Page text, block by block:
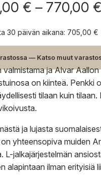
€ – 770,00 €
30 päivän aikana: 705,00 €
— Katso muut
valmistama ja Alvar
on kiinteä. Penkki
tilaan kuin
ja lujasta
yhteensopiva muiden
L-jalkajärjestelmän
alapintaan ilman erityisiä